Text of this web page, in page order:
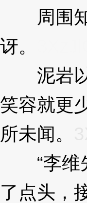
周围知
讶。
泥岩以
笑容就更
所未闻。
“李维先
了点头，